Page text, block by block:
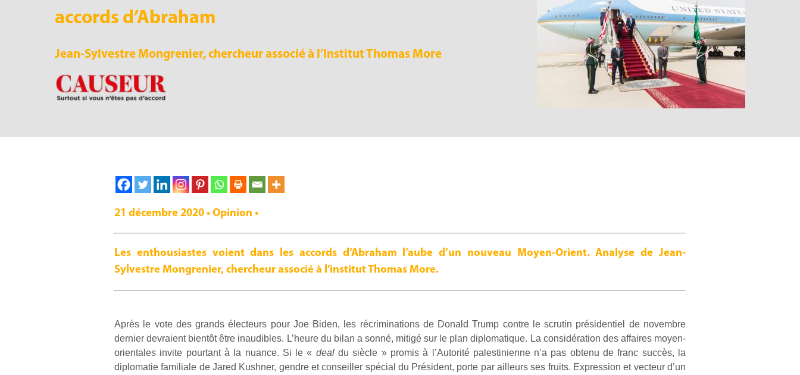
accords d’Abraham
Jean-Sylvestre Mongrenier, chercheur associé à l’Institut Thomas More
21 décembre 2020 • Opinion •
Les enthousiastes voient dans les accords d’Abraham l’aube d’un nouveau Moyen-Orient. Analyse de Jean-
Sylvestre Mongrenier, chercheur associé à l’institut Thomas More.
Après le vote des grands électeurs pour Joe Biden, les récriminations de Donald Trump contre le scrutin présidentiel de novembre
dernier devraient bientôt être inaudibles. L’heure du bilan a sonné, mitigé sur le plan diplomatique. La considération des affaires moyen-
orientales invite pourtant à la nuance. Si le « dealdu siècle » promis à l’Autorité palestinienne n’a pas obtenu de franc succès, la
diplomatie familiale de Jared Kushner, gendre et conseiller spécial du Président, porte par ailleurs ses fruits. Expression et vecteur d’un